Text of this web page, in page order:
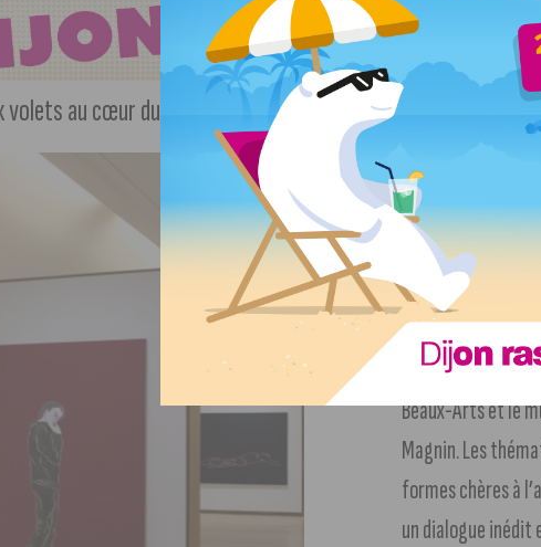
volets au cœur du patrimoine dijonnais
L’originalité de cet
également dans
géographique.
visiteurs à une
entre deux
emblématiques
Beaux-Arts et le
Magnin. Les
formes chères à
un dialogue inédit